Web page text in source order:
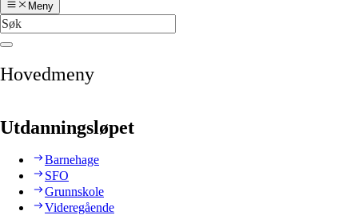
Meny
Hovedmeny
Utdanningsløpet
Barnehage
SFO
Grunnskole
Videregående